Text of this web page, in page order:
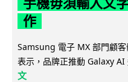
作
Samsung 電子 MX 部門顧
表示，品牌正推動 Galaxy
文